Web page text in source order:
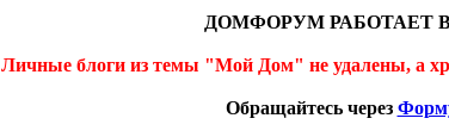
ДОМФОРУМ РАБОТАЕТ
Личные блоги из темы "Мой Дом" не удалены, а
Обращайтесь через